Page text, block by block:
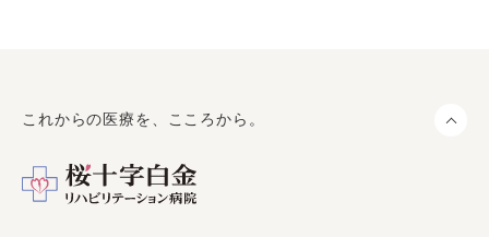
これからの医療を、こころから。